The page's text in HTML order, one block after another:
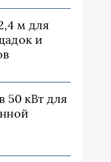
м для
и
50 кВт для